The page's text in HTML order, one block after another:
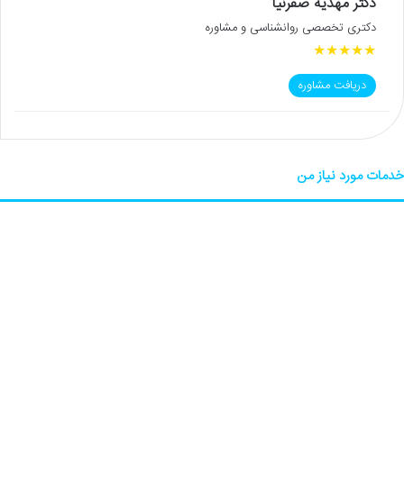
دکتری تخصصی روانشناسی و مشاوره
★
★
★
★
★
دریافت مشاوره
خدمات مورد نیاز من